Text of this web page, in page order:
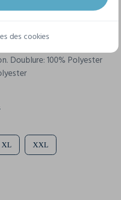
Doublure: 100% Polyester
XL XXL
des cookies